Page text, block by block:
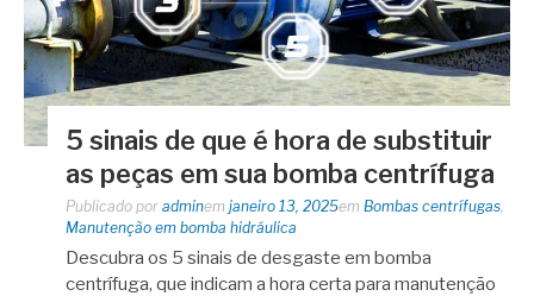
5 sinais de que é hora de substituir
as peças em sua bomba centrífuga
Publicado por adminem janeiro 13, 2025em Bombas centrífugas
Manutenção em bomba hidráulica
Descubra os 5 sinais de desgaste em bomba
centrífuga, que indicam a hora certa para manutenção